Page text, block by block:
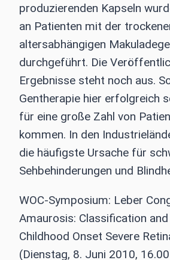
produzierenden Kapseln
an Patienten mit der
altersabhängigen
durchgeführt. Die
Ergebnisse steht noch aus.
Gentherapie hier erfolgreich
für eine große Zahl von
kommen. In den
die häufigste Ursache für
Sehbehinderungen und
WOC-Symposium: Leber
Amaurosis: Classification
Childhood Onset Severe
(Dienstag, 8. Juni 2010,